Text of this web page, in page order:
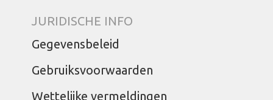
JURIDISCHE INFO
Gegevensbeleid
Gebruiksvoorwaarden
Wettelijke vermeldingen